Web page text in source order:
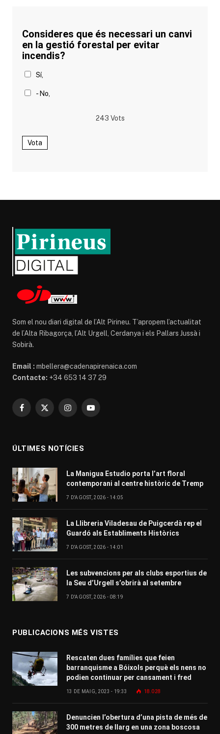
Consideres que és necessari un canvi
en la gestió forestal per evitar
incendis?
Sí,
- No,
243 Vots
Vota
Som el nou diari digital de l’Alt Pirineu. T’apropem l’actualitat
de l’Alta Ribagorça, l’Alt Urgell, Cerdanya i els Pallars Jussà i
Sobirà.
Email : mbellera@cadenapirenaica.com
Contacte: +34 653 14 37 29
Facebook
X
InstagramYouTube
ÚLTIMES NOTÍCIES
La Manigua Estudio porta l’art floral
contemporani al centre històric de Tremp
7 D'AGOST, 2026 - 14:05
La Llibreria Viladesau de Puigcerdà rep el
Guardó als Establiments Històrics
7 D'AGOST, 2026 - 14:01
Les subvencions per als clubs esportius de
la Seu d’Urgell s’obrirà al setembre
7 D'AGOST, 2026 - 08:19
PUBLICACIONS MÉS VISTES
Rescaten dues famílies que feien
barranquisme a Bóixols perquè els nens no
podien continuar per cansament i fred
13 DE MAIG, 2023 - 19:33 18.028
Denuncien l’obertura d’una pista de més de
300 metres de llarg en una zona boscosa